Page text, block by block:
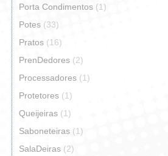
Porta Condimentos (1)
Potes (33)
Pratos (16)
PrenDedores (2)
Processadores (1)
Protetores (1)
Queijeiras (1)
Saboneteiras (1)
SalaDeiras (2)